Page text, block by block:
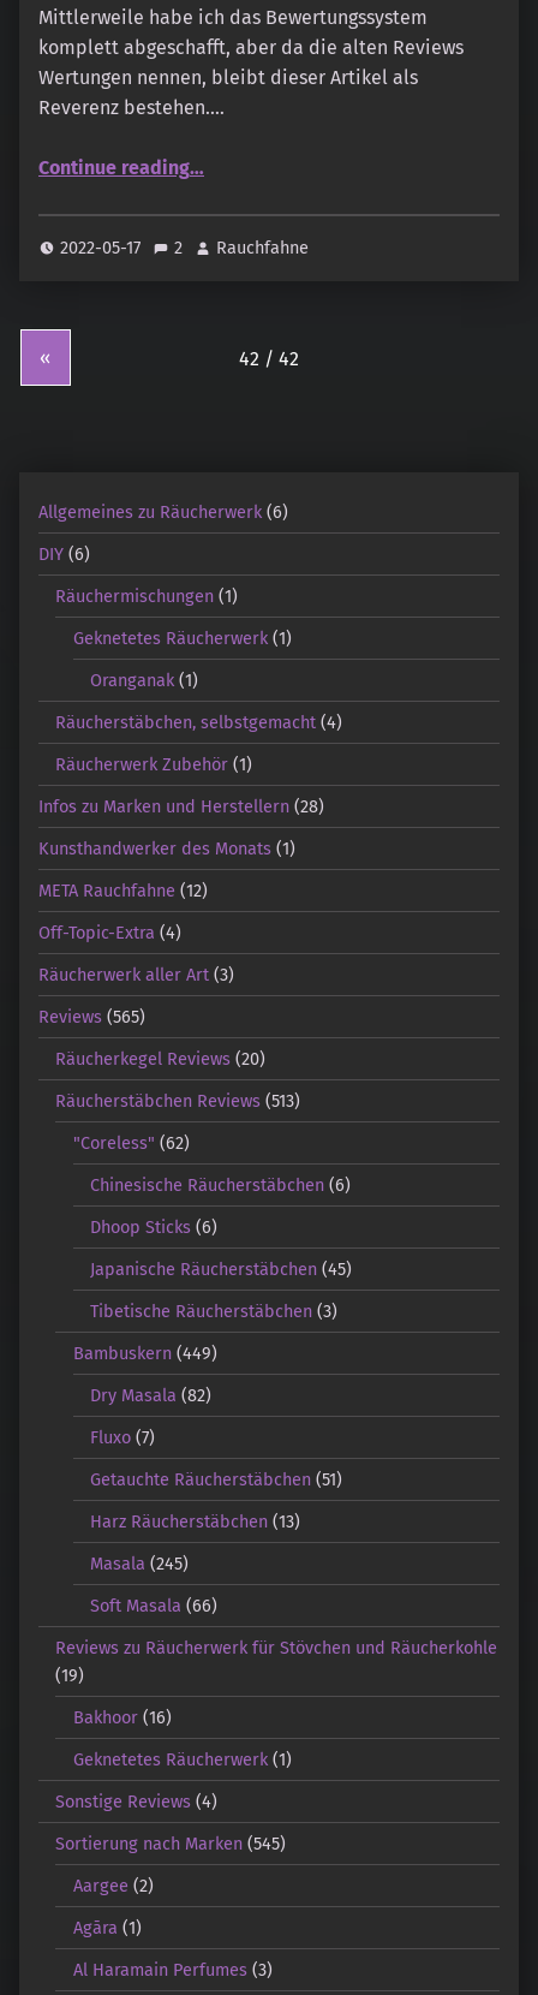
Mittlerweile habe ich das Bewertungssystem
komplett abgeschafft, aber da die alten Reviews
Wertungen nennen, bleibt dieser Artikel als
Reverenz bestehen.…
Continue reading…
2022-05-17 2 Rauchfahne
«
Allgemeines zu Räucherwerk (6)
DIY (6)
Räuchermischungen (1)
Geknetetes Räucherwerk(1)
Oranganak (1)
Räucherstäbchen, selbstgemacht (4)
Räucherwerk Zubehör (1)
Infos zu Marken und Herstellern (28)
Kunsthandwerker des Monats (1)
META Rauchfahne (12)
Off-Topic-Extra (4)
Räucherwerk aller Art (3)
Reviews (565)
Räucherkegel Reviews (20)
Räucherstäbchen Reviews (513)
"Coreless" (62)
Chinesische Räucherstäbchen (6)
Dhoop Sticks (6)
Japanische Räucherstäbchen (45)
Tibetische Räucherstäbchen (3)
Bambuskern(449)
Dry Masala (82)
Fluxo (7)
Getauchte Räucherstäbchen (51)
Harz Räucherstäbchen (13)
Masala (245)
Soft Masala (66)
Reviews zu Räucherwerk für Stövchen und Räucherkohle
(19)
Bakhoor(16)
Geknetetes Räucherwerk(1)
Sonstige Reviews (4)
Sortierung nach Marken (545)
Aargee (2)
Agāra (1)
Al Haramain Perfumes(3)